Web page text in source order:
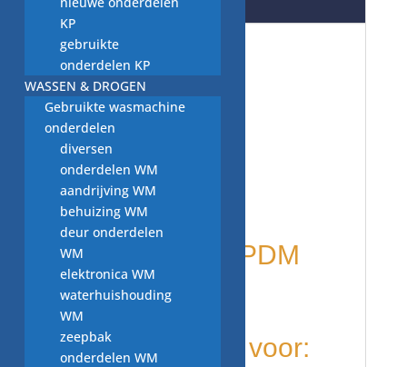
Beoordelingen (0)
vaatwasser
onderdelen:
tweedehands
slang
111 80 81 B EPDM
V2
wordt gebruikt voor:
KP
gebruikte
onderdelen KP
WASSEN & DROGEN
Gebruikte wasmachine
onderdelen
diversen
onderdelen WM
aandrijving WM
behuizing WM
deur onderdelen
WM
elektronica WM
waterhuishouding
WM
zeepbak
onderdelen WM